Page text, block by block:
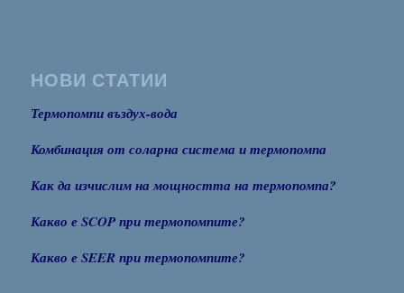
НОВИ СТАТИИ
Термопомпи въздух-вода
Комбинация от соларна система и термопомпа
Как да изчислим на мощността на термопомпа?
Какво е SCOP при термопомпите?
Какво е SEER при термопомпите?